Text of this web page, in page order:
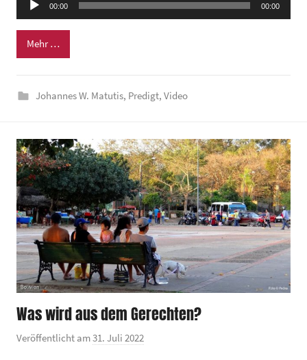
e
z
t
r
u
m
Player
00:00 00:00
Mehr …
Johannes W. Matutis, Predigt, Video
Was wird aus dem Gerechten?
Veröffentlicht am31. Juli 2022